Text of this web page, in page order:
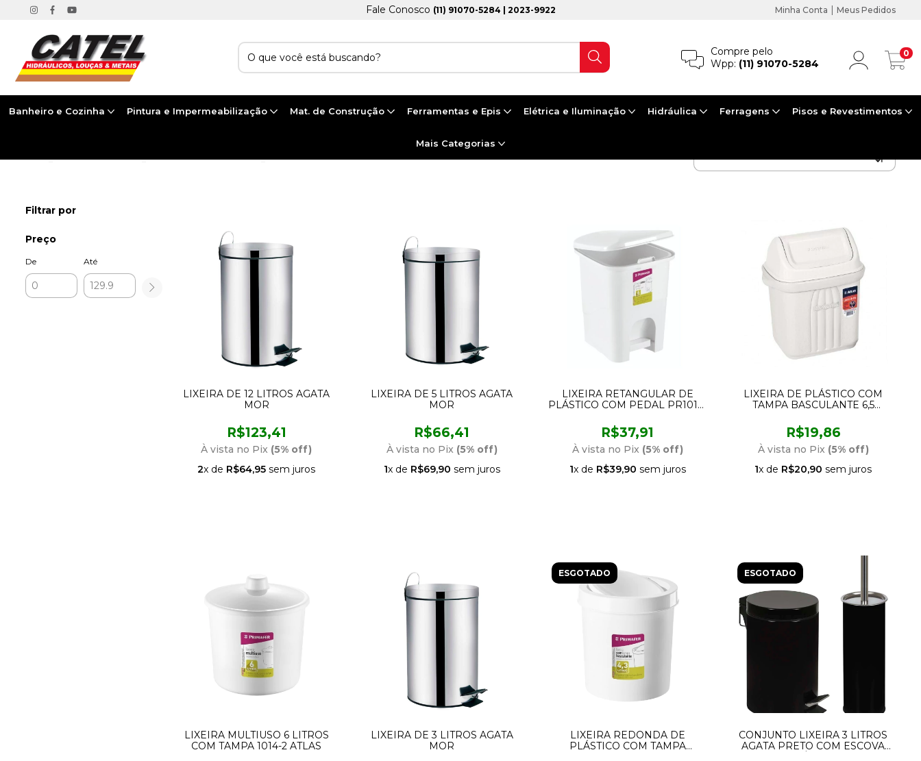
Fale Conosco (11) 91070-5284 | 2023-9922 Minha Conta | Meus Pedidos
Compre pelo
Wpp: (11) 91070-5284
0
Banheiro e Cozinha Pintura e Impermeabilização Mat. de Construção Ferramentas e Epis Elétrica e Iluminação Hidráulica Ferragens Pisos e Revestimentos
Mais Categorias
Filtrar por
Preço
De Até
LIXEIRA DE 12 LITROS AGATA
MOR
R$123,41
À vista no Pix (5% off)
2x de R$64,95 sem juros
LIXEIRA DE 5 LITROS AGATA
MOR
R$66,41
À vista no Pix (5% off)
1x de R$69,90 sem juros
LIXEIRA RETANGULAR DE
PLÁSTICO COM PEDAL PR1016-
R$37,91
À vista no Pix (5% off)
1x de R$39,90 sem juros
LIXEIRA DE PLÁSTICO COM
TAMPA BASCULANTE 6,5
ATLAS
R$19,86
À vista no Pix (5% off)
1x de R$20,90 sem juros
LIXEIRA MULTIUSO 6 LITROS
COM TAMPA 1014-2 ATLAS
LIXEIRA DE 3 LITROS AGATA
MOR
ESGOTADO
LIXEIRA REDONDA DE
PLÁSTICO COM TAMPA
ESGOTADO
CONJUNTO LIXEIRA 3 LITROS
AGATA PRETO COM ESCOVA